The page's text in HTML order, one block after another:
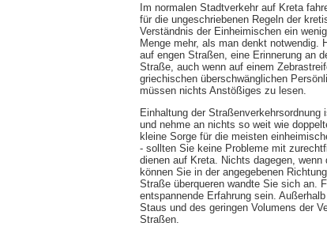
Im normalen Stadtverkehr auf Kreta
für die ungeschriebenen Regeln der
Verständnis der Einheimischen ein
Menge mehr, als man denkt notwendig.
auf engen Straßen, eine Erinnerung an
Straße, auch wenn auf einem
griechischen überschwänglichen
müssen nichts Anstößiges zu lesen.
Einhaltung der
und nehme an nichts so weit wie
kleine Sorge für die meisten
- sollten Sie keine Probleme mit
dienen auf Kreta. Nichts dagegen,
können Sie in der angegebenen
Straße überqueren wandte Sie sich an.
entspannende Erfahrung sein.
Staus und des geringen Volumens der
Straßen.